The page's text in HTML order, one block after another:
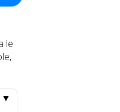
le
▼